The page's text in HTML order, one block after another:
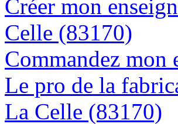
Créer mon
Celle (83170)
Commandez mon
Le pro de la
La Celle (83170)